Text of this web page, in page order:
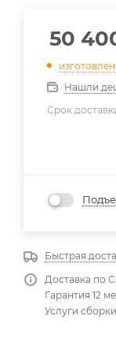
50
Нашли
Срок
Быстрая
Доставка по
Гарантия 12
Услуги сборки